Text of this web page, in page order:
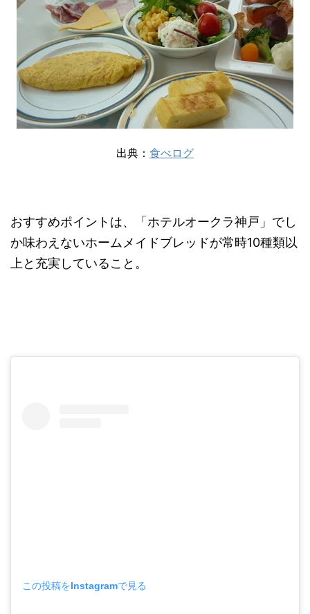
出典： 食べログ
おすすめポイントは、「ホテルオークラ神戸」でし
か味わえないホームメイドブレッドが常時10種類以
上と充実していること。
この投稿をInstagramで見る